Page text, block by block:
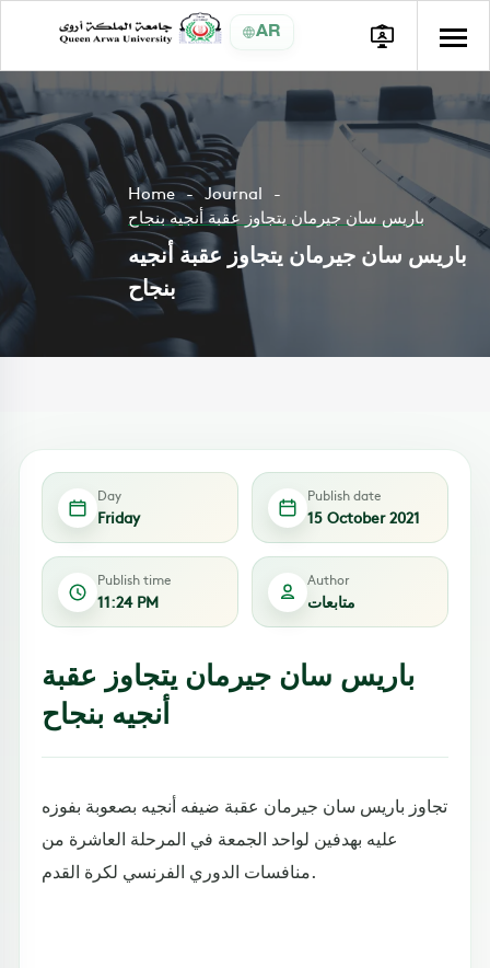
AR
Home
Journal
باريس سان جيرمان يتجاوز عقبة أنجيه بنجاح
باريس سان جيرمان يتجاوز عقبة أنجيه
بنجاح
Day
Friday
Publish date
15 October 2021
Publish time
11:24 PM
Author
متابعات
باريس سان جيرمان يتجاوز عقبة
أنجيه بنجاح
تجاوز باريس سان جيرمان عقبة ضيفه أنجيه بصعوبة بفوزه
عليه بهدفين لواحد الجمعة في المرحلة العاشرة من
منافسات الدوري الفرنسي لكرة القدم.